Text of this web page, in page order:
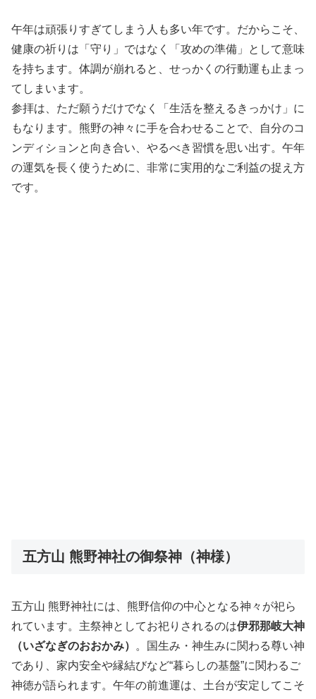
午年は頑張りすぎてしまう人も多い年です。だからこそ、
健康の祈りは「守り」ではなく「攻めの準備」として意味
を持ちます。体調が崩れると、せっかくの行動運も止まっ
てしまいます。
参拝は、ただ願うだけでなく「生活を整えるきっかけ」に
もなります。熊野の神々に手を合わせることで、自分のコ
ンディションと向き合い、やるべき習慣を思い出す。午年
の運気を長く使うために、非常に実用的なご利益の捉え方
です。
五方山 熊野神社の御祭神（神様）
五方山 熊野神社には、熊野信仰の中心となる神々が祀ら
れています。主祭神としてお祀りされるのは伊邪那岐大神
（いざなぎのおおかみ）
。国生み・神生みに関わる尊い神
であり、家内安全や縁結びなど“暮らしの基盤”に関わるご
神徳が語られます。午年の前進運は、土台が安定してこそ